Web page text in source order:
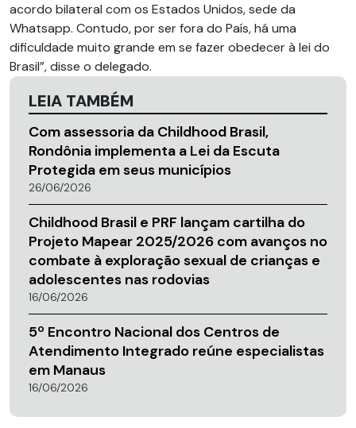
acordo bilateral com os Estados Unidos, sede da
Whatsapp. Contudo, por ser fora do País, há uma
dificuldade muito grande em se fazer obedecer à lei do
Brasil”, disse o delegado.
LEIA TAMBÉM
Com assessoria da Childhood Brasil,
Rondônia implementa a Lei da Escuta
Protegida em seus municípios
26/06/2026
Childhood Brasil e PRF lançam cartilha do
Projeto Mapear 2025/2026 com avanços no
combate à exploração sexual de crianças e
adolescentes nas rodovias
16/06/2026
5º Encontro Nacional dos Centros de
Atendimento Integrado reúne especialistas
em Manaus
16/06/2026